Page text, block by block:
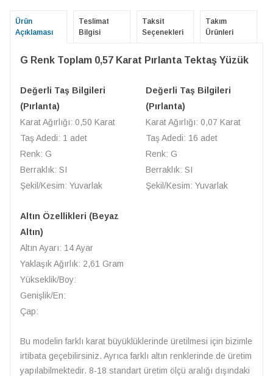
Ürün
Açıklaması
Teslimat
Bilgisi
Taksit
Seçenekleri
Takım
Ürünleri
G Renk Toplam 0,57 Karat Pırlanta Tektaş Yüzük
Değerli Taş Bilgileri
(Pırlanta)
Karat Ağırlığı: 0,50 Karat
Taş Adedi: 1 adet
Renk: G
Berraklık: SI
Şekil/Kesim: Yuvarlak
Değerli Taş Bilgileri
(Pırlanta)
Karat Ağırlığı: 0,07 Karat
Taş Adedi: 16 adet
Renk: G
Berraklık: SI
Şekil/Kesim: Yuvarlak
Altın Özellikleri (Beyaz
Altın)
Altın Ayarı: 14 Ayar
Yaklaşık Ağırlık: 2,61 Gram
Yükseklik/Boy:
Genişlik/En:
Çap:
Bu modelin farklı karat büyüklüklerinde üretilmesi için bizimle
irtibata geçebilirsiniz. Ayrıca farklı altın renklerinde de üretim
yapılabilmektedir. 8-18 standart üretim ölçü aralığı dışındaki